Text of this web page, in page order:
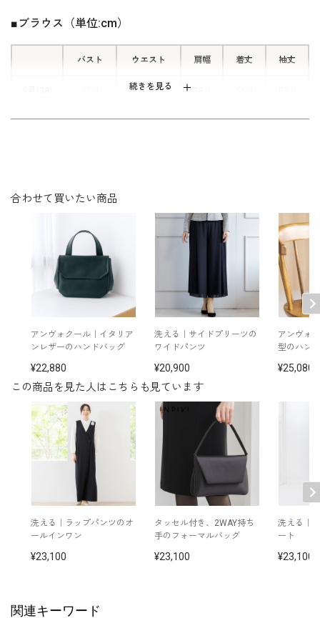
快適。カジュアル見えしないので、ビ
な場面で活躍できる1着です。
続きを見る
■ブラウス（単位:cm）
バスト ウエスト 肩幅 着丈 袖丈
97.0
13号(42) 103.0 105.0 39.0 57.0 56.0
裏地：無し
洗濯方法：ご自宅で洗濯可
後ろファスナー
※モデル着用：
パンツ / 4107390-00
ジャケット /
バッグ /5220131-00
※モデル：身長165cm 9号着用
この商品を見た人はこちらも見ています
洗える｜ラップパンツのオ
ールインワン
23,100
タッセル付き、2WAY持ち
手のフォーマルバッグ
23,100
洗える｜
ート
23,100
合わせて買いたい商品
アンヴォクール｜イタリア
ンレザーのハンドバッグ
22,880
洗える｜サイドプリーツの
ワイドパンツ
20,900
アンヴォ
型のハン
25,080
関連キーワード